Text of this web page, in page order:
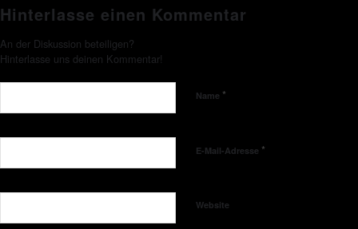
Hinterlasse einen Kommentar
An der Diskussion beteiligen?
Hinterlasse uns deinen Kommentar!
Name *
E-Mail-Adresse *
Website